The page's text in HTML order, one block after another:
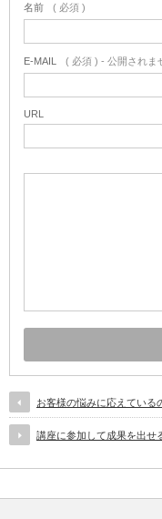
名前 ( 必須 )
E-MAIL ( 必須 ) - 公開されま
URL
お客様の悩みに応えている
講座に参加して成果を出せ